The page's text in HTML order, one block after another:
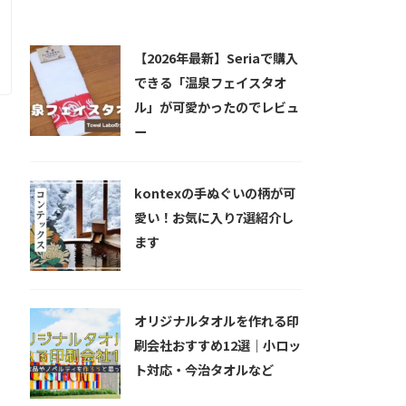
【2026年最新】Seriaで購入
できる「温泉フェイスタオ
ル」が可愛かったのでレビュ
ー
kontexの手ぬぐいの柄が可
愛い！お気に入り7選紹介し
ます
オリジナルタオルを作れる印
刷会社おすすめ12選｜小ロッ
ト対応・今治タオルなど